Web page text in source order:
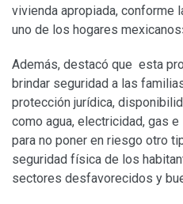
vivienda apropiada, conforme
uno de los hogares
Además, destacó que esta
brindar seguridad a las
protección jurídica,
como agua, electricidad, gas
para no poner en riesgo otro
seguridad física de los
sectores desfavorecidos y